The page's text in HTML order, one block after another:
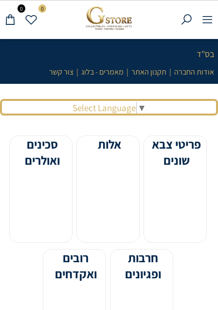
בס"ד
אודות החברה | תקנון האתר | מאמרים - בלוג | צור קשר
Select Language ▼
0 0
פריטי צבא
שונים
אלות
סכינים
ואולרים
חרבות
ופגיונים
רובים
ואקדחים